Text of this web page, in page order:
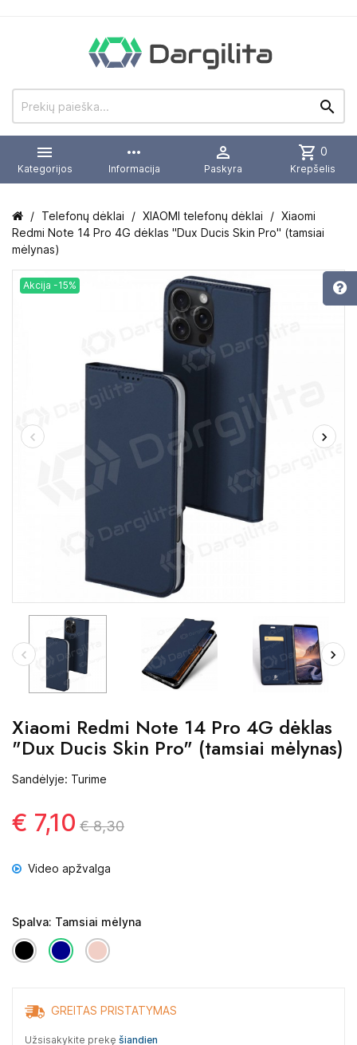


Kategorijos
more_horiz
Informacija

Paskyra
shopping_cart 0
Krepšelis
Telefonų dėklai XIAOMI telefonų dėklai
Xiaomi
Redmi Note 14 Pro 4G dėklas "Dux Ducis Skin Pro" (tamsiai
mėlynas)
Akcija -15%
Xiaomi Redmi Note 14 Pro 4G dėklas
"Dux Ducis Skin Pro" (tamsiai mėlynas)
Sandėlyje: Turime
€ 7,10 € 8,30
Video apžvalga
Spalva: Tamsiai mėlyna
GREITAS PRISTATYMAS
Užsisakykite prekę šiandien